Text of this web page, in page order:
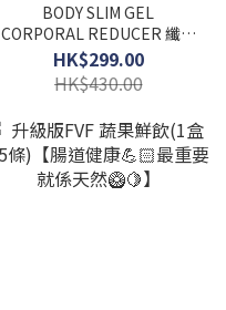
BODY SLIM GEL
CORPORAL REDUCER 纖體
身體啫喱 250ml
HK$299.00
HK$430.00